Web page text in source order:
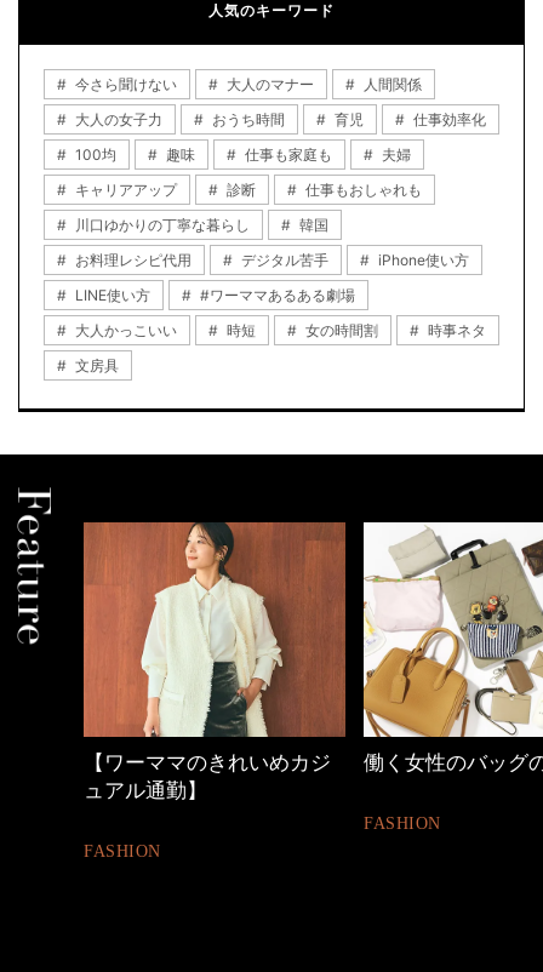
人気のキーワード
今さら聞けない 大人のマナー
人間関係
大人の女子力
おうち時間 育児
仕事効率化
100均
趣味 仕事も家庭も
夫婦
キャリアアップ
診断
仕事もおしゃれも
川口ゆかりの丁寧な暮らし
韓国
お料理レシピ代用
デジタル苦手
iPhone使い方
LINE使い方
#ワーママあるある劇場
大人かっこいい
時短 女の時間割
時事ネタ
文房具
働く女性のバッグの中身 40代の小顔メイク
BEAUTY